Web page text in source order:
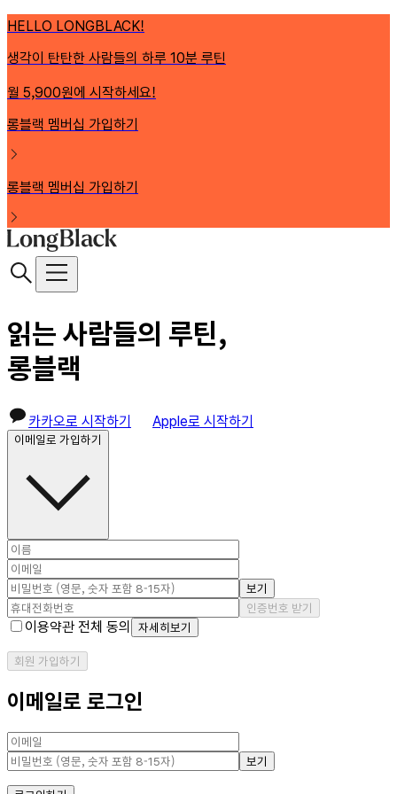
HELLO LONGBLACK!
생각이 탄탄한 사람들의 하루 10분 루틴
월 5,900원에 시작하세요!
롱블랙 멤버십 가입하기
롱블랙 멤버십 가입하기
읽는 사람들의 루틴,
롱블랙
카카오로 시작하기 Apple로 시작하기
이메일로 가입하기
보기
인증번호 받기
이용약관 전체 동의 자세히보기
회원 가입하기
이메일로 로그인
보기